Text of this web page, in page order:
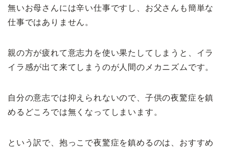
無いお母さんには辛い仕事ですし、お父さんも簡単な
仕事ではありません。
親の方が疲れて意志力を使い果たしてしまうと、イラ
イラ感が出て来てしまうのが人間のメカニズムです。
自分の意志では抑えられないので、子供の夜驚症を鎮
めるどころでは無くなってしまいます。
という訳で、抱っこで夜驚症を鎮めるのは、おすすめ